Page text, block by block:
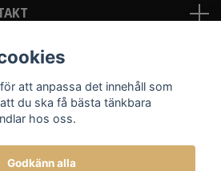
att anpassa det innehåll som
du ska få bästa tänkbara
hos oss.
Godkänn alla